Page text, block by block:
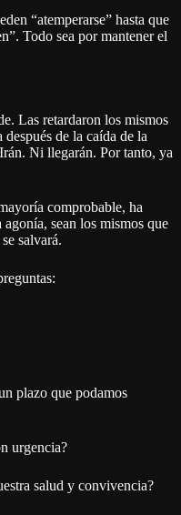
“atemperarse” hasta que
Todo sea por mantener el
Las retardaron los mismos
de la caída de la
Ni llegarán. Por tanto, ya
comprobable, ha
sean los mismos que
salvará.
plazo que podamos
urgencia?
salud y convivencia?